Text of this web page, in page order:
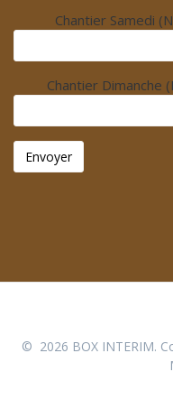
Chantier Samedi
Chantier Dimanche
© 2026 BOX INTERIM.